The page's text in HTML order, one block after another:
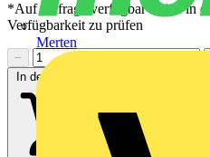
Merten
*Auf Anfrage verfügbar - bitte in
Verfügbarkeit zu prüfen
−
In den Warenkorb